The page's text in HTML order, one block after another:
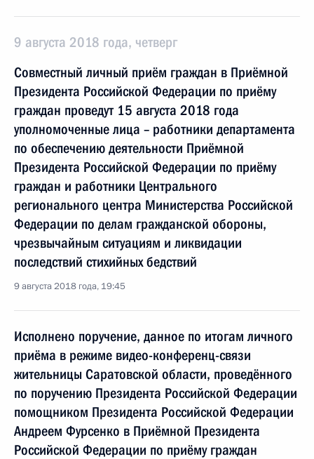
9 августа 2018 года, четверг
Совместный личный приём граждан в Приёмной
Президента Российской Федерации по приёму
граждан проведут 15 августа 2018 года
уполномоченные лица – работники департамента
по обеспечению деятельности Приёмной
Президента Российской Федерации по приёму
граждан и работники Центрального
регионального центра Министерства Российской
Федерации по делам гражданской обороны,
чрезвычайным ситуациям и ликвидации
последствий стихийных бедствий
9 августа 2018 года, 19:45
Исполнено поручение, данное по итогам личного
приёма в режиме видео-конференц-связи
жительницы Саратовской области, проведённого
по поручению Президента Российской Федерации
помощником Президента Российской Федерации
Андреем Фурсенко в Приёмной Президента
Российской Федерации по приёму граждан